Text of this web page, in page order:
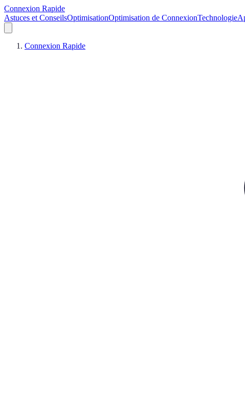
Connexion Rapide
Astuces et ConseilsOptimisationOptimisation de ConnexionTechnologie
Connexion Rapide